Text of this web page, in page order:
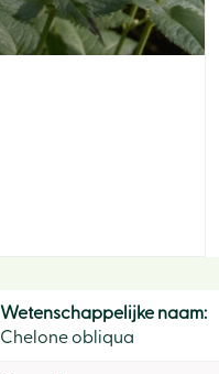
Wetenschappelijke naam:
Chelone obliqua